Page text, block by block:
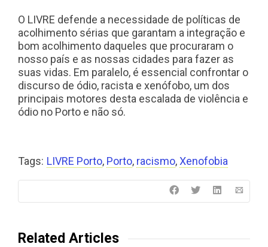
O LIVRE defende a necessidade de políticas de
acolhimento sérias que garantam a integração e
bom acolhimento daqueles que procuraram o
nosso país e as nossas cidades para fazer as
suas vidas. Em paralelo, é essencial confrontar o
discurso de ódio, racista e xenófobo, um dos
principais motores desta escalada de violência e
ódio no Porto e não só.
Tags: LIVRE Porto, Porto, racismo,Xenofobia
Related Articles